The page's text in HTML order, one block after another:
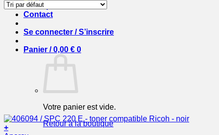
Boutique
Contact
Se connecter / S’inscrire
Panier /0,00 € 0
Votre panier est vide.
Retour à la boutique
+